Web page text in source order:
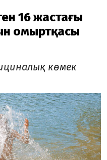
16 жастағы
омыртқасы
көмек